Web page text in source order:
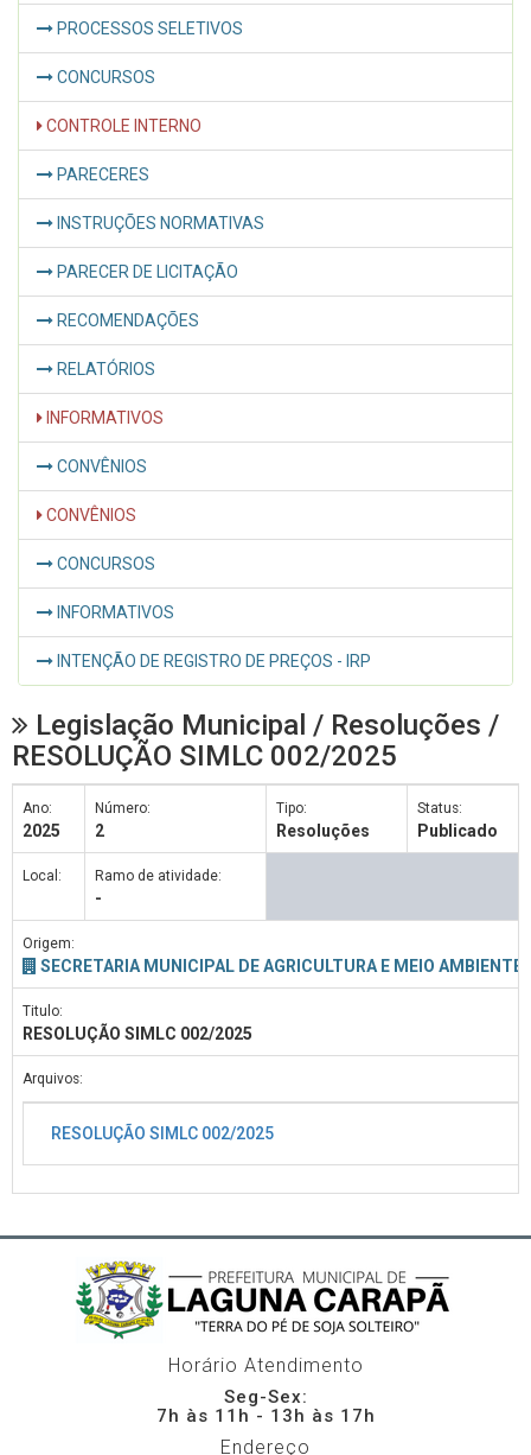
PROCESSOS SELETIVOS
CONCURSOS
CONTROLE INTERNO
PARECERES
INSTRUÇÕES NORMATIVAS
PARECER DE LICITAÇÃO
RECOMENDAÇÕES
RELATÓRIOS
INFORMATIVOS
CONVÊNIOS
CONVÊNIOS
CONCURSOS
INFORMATIVOS
INTENÇÃO DE REGISTRO DE PREÇOS - IRP
Legislação Municipal / Resoluções /
RESOLUÇÃO SIMLC 002/2025
Ano:
2025
Número:
2
Tipo:
Resoluções
Status:
Publicado
Local: Ramo de atividade:
-
Origem:
SECRETARIA MUNICIPAL DE AGRICULTURA E MEIO AMBIENTE
Titulo:
RESOLUÇÃO SIMLC 002/2025
Arquivos:
RESOLUÇÃO SIMLC 002/2025
Horário Atendimento
Seg-Sex:
7h às 11h - 13h às 17h
Endereço